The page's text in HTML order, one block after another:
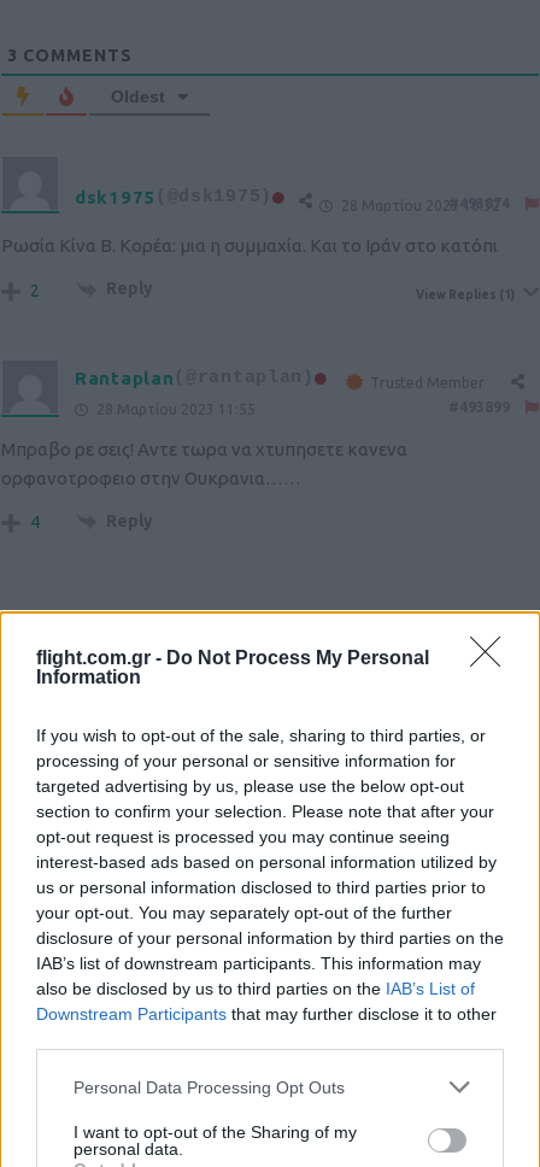
flight.com.gr - Do Not Process My Personal
Information
If you wish to opt-out of the sale, sharing to third parties, or
processing of your personal or sensitive information for
targeted advertising by us, please use the below opt-out
section to confirm your selection. Please note that after your
opt-out request is processed you may continue seeing
interest-based ads based on personal information utilized by
us or personal information disclosed to third parties prior to
your opt-out. You may separately opt-out of the further
disclosure of your personal information by third parties on the
IAB’s list of downstream participants. This information may
also be disclosed by us to third parties on the IAB’s List of
Downstream Participants that may further disclose it to other
Please note that this website/app uses one or more Google
not limited to your visit or usage behaviour. You may click to
grant or deny consent to Google and its third-party tags to
Personal Data Processing Opt Outs
I want to opt-out of the Sharing of my
personal data.
Ροή Ειδήσεων
ΣΑΝ ΣΗΜΕΡΑ – 6 Αυγούστου 1870:
Μάχες του Spicheren και του Wörth, ο
γερμανικός στρατός διαλύει τους
Γάλλους
SNCASE SE.5000 Baroudeur: το γαλλικό
3 COMMENTS
Oldest
dsk1975 28 Μαρτίου 2023 10:32
Ρωσία Κίνα Β. Κορέα: μια η συμμαχία. Και το Ιράν στο κατόπι
2 Reply View Replies (1)
Rantaplan
Trusted Member
28 Μαρτίου 2023 11:55
Μπραβο ρε σεις! Αντε τωρα να χτυπησετε κανενα
ορφανοτροφειο στην Ουκρανια……
4 Reply